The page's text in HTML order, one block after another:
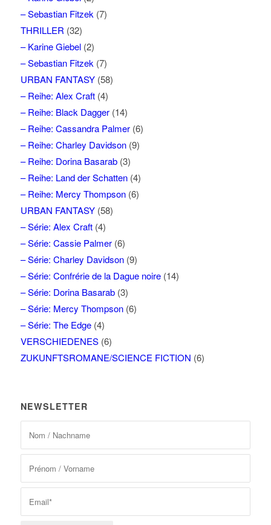
– Sebastian Fitzek (7)
THRILLER (32)
– Karine Giebel(2)
– Sebastian Fitzek (7)
URBAN FANTASY(58)
– Reihe: Alex Craft(4)
– Reihe: Black Dagger(14)
– Reihe: Cassandra Palmer(6)
– Reihe: Charley Davidson(9)
– Reihe: Dorina Basarab(3)
– Reihe: Land der Schatten(4)
– Reihe: Mercy Thompson(6)
URBAN FANTASY(58)
– Série: Alex Craft(4)
– Série: Cassie Palmer(6)
– Série: Charley Davidson(9)
– Série: Confrérie de la Dague noire(14)
– Série: Dorina Basarab(3)
– Série: Mercy Thompson(6)
– Série: The Edge(4)
VERSCHIEDENES(6)
ZUKUNFTSROMANE/SCIENCE FICTION (6)
NEWSLETTER